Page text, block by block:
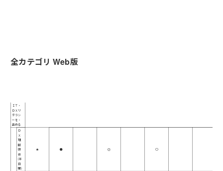
全カテゴリ Web版
ＩＴ・
ＤＸリ
テラシ
ーを・
高める
Ｄ
Ｘ
理
解
研
修
(半
日
間)
★ ● ◎ ○